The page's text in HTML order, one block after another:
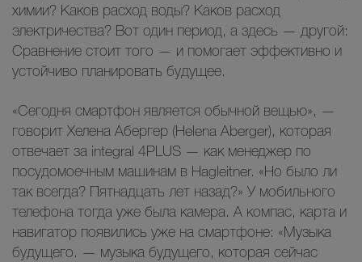
химии? Каков расход воды? Каков расход
электричества? Вот один период, а здесь — другой:
Сравнение стоит того — и помогает эффективно и
устойчиво планировать будущее.
«Сегодня смартфон является обычной вещью», —
говорит Хелена Абергер (Helena Aberger), которая
отвечает за integral 4PLUS — как менеджер по
посудомоечным машинам в Hagleitner. «Но было ли
так всегда? Пятнадцать лет назад?» У мобильного
телефона тогда уже была камера. А компас, карта и
навигатор появились уже на смартфоне: «Музыка
будущего. — музыка будущего, которая сейчас